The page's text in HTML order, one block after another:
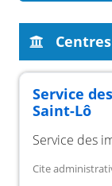
Service
Saint-Lô
Service des
Cite